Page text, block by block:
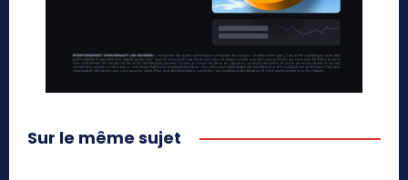
Sur le même sujet